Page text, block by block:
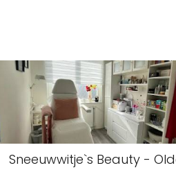
Sneeuwwitje`s Beauty -